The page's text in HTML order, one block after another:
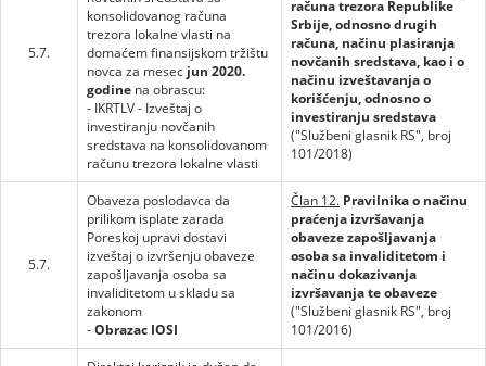
5.7.
konsolidovanog računa
trezora lokalne vlasti na
domaćem finansijskom tržištu
novca za mesec jun 2020.
godine na obrascu:
- IKRTLV - Izveštaj o
investiranju novčanih
sredstava na konsolidovanom
računu trezora lokalne vlasti
računa trezora Republike
Srbije, odnosno drugih
računa, načinu plasiranja
novčanih sredstava, kao i o
načinu izveštavanja o
korišćenju, odnosno o
investiranju sredstava
("Službeni glasnik RS", broj
101/2018)
5.7.
Obaveza poslodavca da
prilikom isplate zarada
Poreskoj upravi dostavi
izveštaj o izvršenju obaveze
zapošljavanja osoba sa
invaliditetom u skladu sa
zakonom
-Obrazac IOSI
Član 12. Pravilnika o načinu
praćenja izvršavanja
obaveze zapošljavanja
osoba sa invaliditetom i
načinu dokazivanja
izvršavanja te obaveze
("Službeni glasnik RS", broj
101/2016)